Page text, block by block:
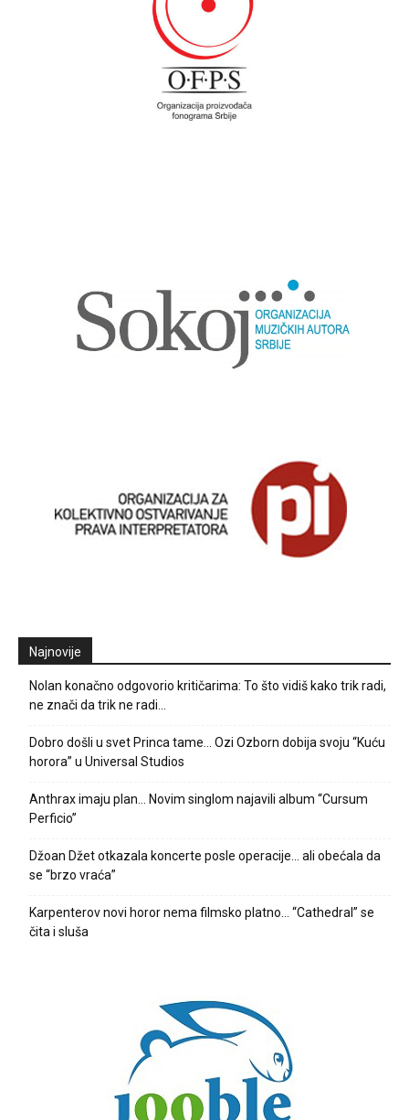
Najnovije
Nolan konačno odgovorio kritičarima: To što vidiš kako trik radi,
ne znači da trik ne radi…
Dobro došli u svet Princa tame… Ozi Ozborn dobija svoju “Kuću
horora” u Universal Studios
Anthrax imaju plan… Novim singlom najavili album “Cursum
Perficio”
Džoan Džet otkazala koncerte posle operacije… ali obećala da
se “brzo vraća”
Karpenterov novi horor nema filmsko platno… “Cathedral” se
čita i sluša